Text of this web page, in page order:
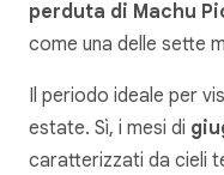
perduta di Machu
come una delle sette
Il periodo ideale per
estate. Sì, i mesi di
caratterizzati da cieli